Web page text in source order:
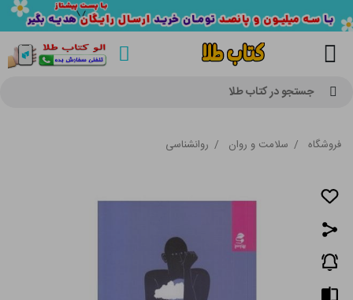
جستجو در کتاب طلا
فروشگاه / سلامت و روان / روانشناسی